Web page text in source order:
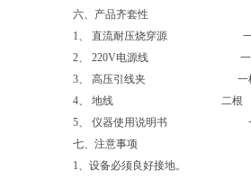
六、产品齐套性
1、 直流耐压烧穿源 一
2、 220V电源线 一
3、 高压引线夹 一
4、 地线 二根
5、 仪器使用说明书
七、注意事项
1、设备必须良好接地。